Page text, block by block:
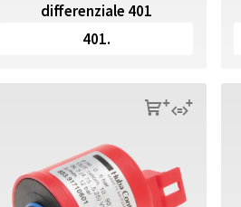
differenziale 401
401.
sq